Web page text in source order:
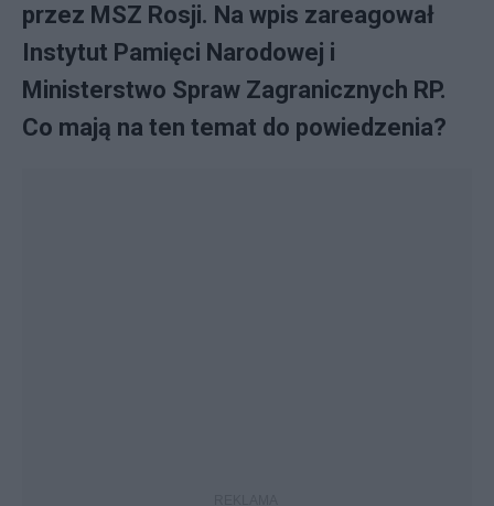
przez MSZ Rosji. Na wpis zareagował
Instytut Pamięci Narodowej i
Ministerstwo Spraw Zagranicznych RP.
Co mają na ten temat do powiedzenia?